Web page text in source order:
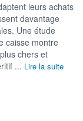
leurs achats
davantage
Une étude
caisse montre
chers et
... Lire la suite